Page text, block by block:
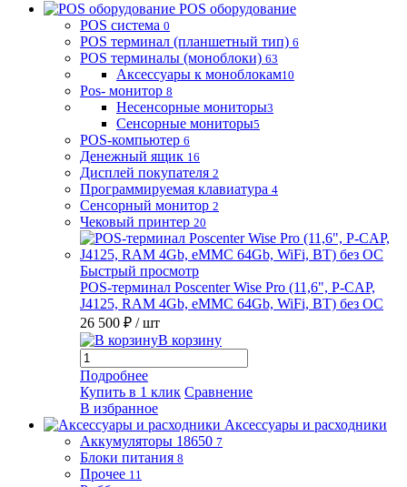
POS оборудование
POS система 0
POS терминал (планшетный тип) 6
POS терминалы (моноблоки) 63
Аксессуары к моноблокам10
Pos- монитор 8
Несенсорные мониторы3
Сенсорные мониторы5
POS-компьютер 6
Денежный ящик 16
Дисплей покупателя 2
Программируемая клавиатура 4
Сенсорный монитор 2
Чековый принтер 20
Быстрый просмотр
POS-терминал Poscenter Wise Pro (11,6", P-CAP,
J4125, RAM 4Gb, eMMC 64Gb, WiFi, BT) без ОС
26 500 ₽ / шт
В корзину
Подробнее
Купить в 1 клик Сравнение
В избранное
Аксессуары и расходники
Аккумуляторы 18650 7
Блоки питания 8
Прочее 11